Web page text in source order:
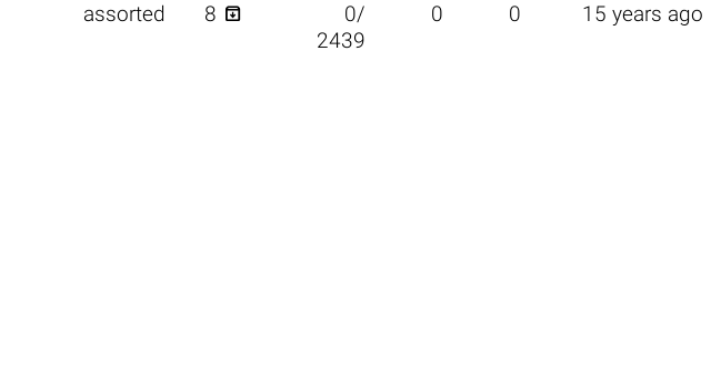
assorted 8 
0/
2439
0 0 15 years ago